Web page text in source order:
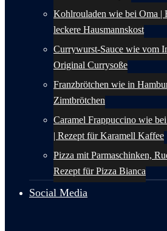
Kohlrouladen wie bei Oma |
leckere Hausmannskost
Currywurst-Sauce wie vom
Original Currysoße
Franzbrötchen wie in
Zimtbrötchen
Caramel Frappuccino wie
| Rezept für Karamell Kaffee
Pizza mit Parmaschinken,
Rezept für Pizza Bianca
Social Media